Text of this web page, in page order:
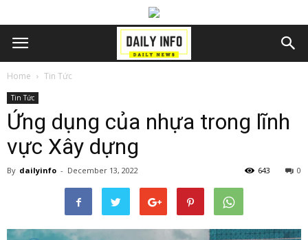
Home Tin Tức
Tin Tức
Ứng dụng của nhựa trong lĩnh
vực Xây dựng
By dailyinfo - December 13, 2022 0
643